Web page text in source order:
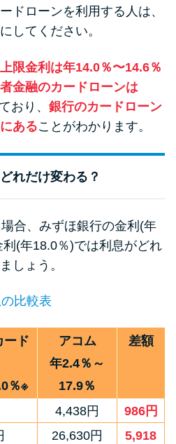
の返済方法を徹底解
どれ？
低い＆他社借入があると
バンクイックの口コミ
ドローンを利用する人は、
してください。
限金利は年14.0％〜14.6％
金融のカードローンは
おり、 銀行のカードローン
あることがわかります。
れだけ変わる？
合、みずほ銀行の金利(年
(年18.0％)では利息がどれ
しょう。
比較表
ード
％※
アコム
年2.4％～
17.9％
差額
4,438円
986円
26,630円
5,918